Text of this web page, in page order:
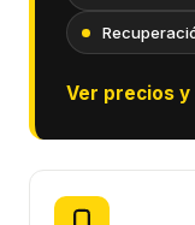
Ver precios